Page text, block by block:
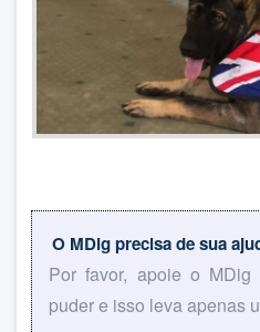
O MDig precisa de sua
Por favor, apoie o
puder e isso leva apenas